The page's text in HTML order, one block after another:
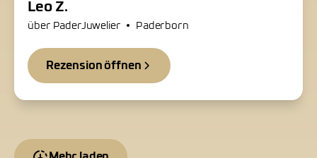
Leo Z.
über PaderJuwelier • Paderborn
Rezension öffnen